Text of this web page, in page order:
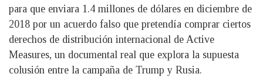
para que enviara 1.4 millones de dólares en diciembre de
2018 por un acuerdo falso que pretendía comprar ciertos
derechos de distribución internacional de Active
Measures, un documental real que explora la supuesta
colusión entre la campaña de Trump y Rusia.